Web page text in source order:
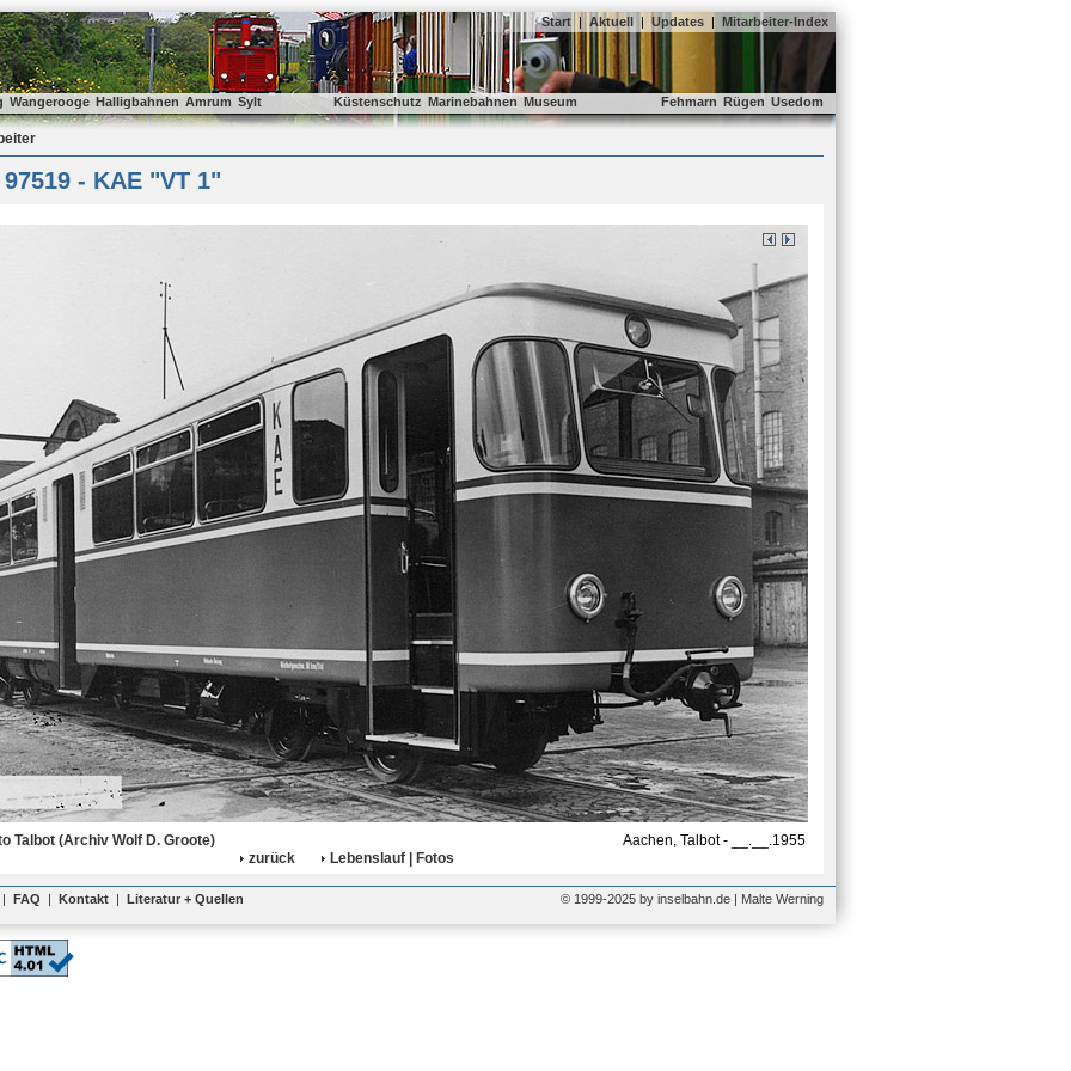
Start | Aktuell | Updates | Mitarbeiter-Index
Wangerooge Halligbahnen Amrum Sylt Küstenschutz Marinebahnen Museum Fehmarn Rügen Usedom
- KAE "VT 1"
Talbot (Archiv Wolf D. Groote)
Aachen, Talbot - __.__.1955
zurück
Lebenslauf | Fotos
| FAQ | Kontakt | Literatur + Quellen © 1999-2025 by inselbahn.de | Malte Werning